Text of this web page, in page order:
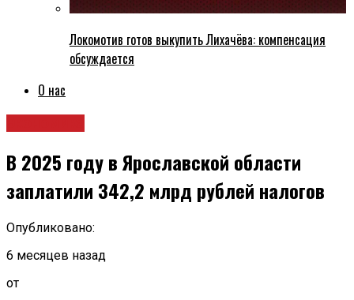
Локомотив готов выкупить Лихачёва: компенсация
обсуждается
О нас
В 2025 году в Ярославской области
заплатили 342,2 млрд рублей налогов
Опубликовано:
6 месяцев назад
от